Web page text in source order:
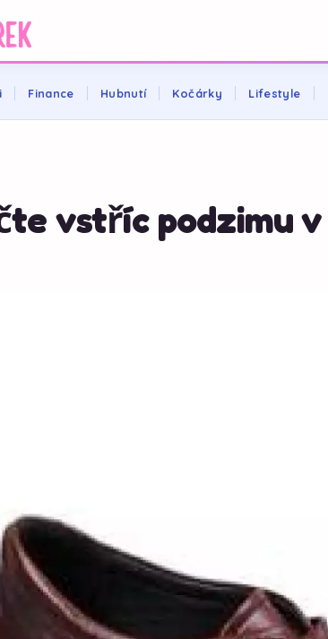
Finance Hubnutí Kočárky Lifestyle
vstříc podzimu